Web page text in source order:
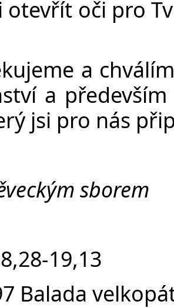
otevřít oči pro
a
a
jsi pro nás
sborem
19,13
Balada